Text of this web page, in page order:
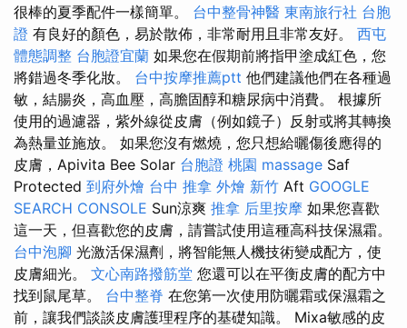
很棒的夏季配件一樣簡單。 台中整骨神醫 東南旅行社 台胞
證 有良好的顏色，易於散佈，非常耐用且非常友好。 西屯
體態調整 台胞證宜蘭 如果您在假期前將指甲塗成紅色，您
將錯過冬季化妝。 台中按摩推薦ptt 他們建議他們在各種過
敏，結腸炎，高血壓，高膽固醇和糖尿病中消費。 根據所
使用的過濾器，紫外線從皮膚（例如鏡子）反射或將其轉換
為熱量並施放。 如果您沒有燃燒，您只想給曬傷後應得的
皮膚，Apivita Bee Solar 台胞證 桃園 massage Saf
Protected 到府外燴 台中 推拿 外燴 新竹 Aft GOOGLE
SEARCH CONSOLE Sun涼爽 推拿 后里按摩 如果您喜歡
這一天，但喜歡您的皮膚，請嘗試使用這種高科技保濕霜。
台中泡腳 光激活保濕劑，將智能無人機技術變成配方，使
皮膚細光。 文心南路撥筋堂 您還可以在平衡皮膚的配方中
找到鼠尾草。 台中整脊 在您第一次使用防曬霜或保濕霜之
前，讓我們談談皮膚護理程序的基礎知識。 Mixa敏感的皮